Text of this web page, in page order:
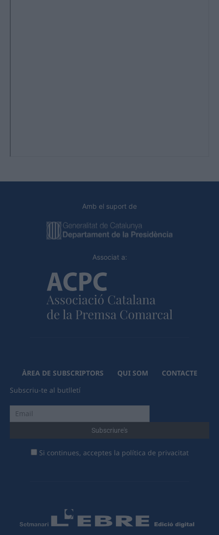
Amb el suport de
Associat a:
ÀREA DE SUBSCRIPTORS QUI SOM
CONTACTE
Subscriu-te al butlletí
Si continues, acceptes la política de privacitat